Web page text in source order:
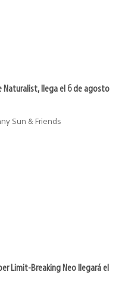
Naturalist, llega el 6 de agosto
Sun & Friends
Limit-Breaking Neo llegará el